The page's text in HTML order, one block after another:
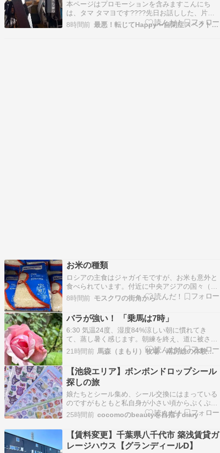
本ページはプロモーションを含みますこんにち
は、タマ タマヨです????先日お話しした、片付
けのプロ・みくろママさんたちとの2日間。関連
記事『【片付けられない家】意を決してプロ4名
8時間前 最悪！転じてHappy〜自閉症スペクトラム姉妹の毎日〜
お米の種類
ロシアの主食はジャガイモですが、お米も意外と
食べられています。付近に中央アジアの国々（ウ
ズベキスタンなど）があるので、その国々ではお
米が多く食べられているのでその影響かなと思い
ます。日本でよく食べられている短粒米の他に長
粒米も普通に売っています。ウズベキスタンでは
プロフと呼ばれる…
8時間前 モスクワの街角から
バラが強い！ 「乗馬は7時」
6:30 気温24度、湿度84%涼しい朝に慣れてき
て、蒸し暑く感じます。朝練を終え、道に被さっ
ていた竹伐りへ。車に当たりそうな枯れ竹を片付
け、風に押されて手前側に倒れた看板も起こし、
単管を足して固定。1人だと腰の上がらない仕事
も、手を借りられればガッと行けて助かりました
♪曇りで…
21時間前 馬森（まもり）牧場 南房総の体験牧場
【池袋エリア】ボンボンドロップシール
探しの旅
娘たちとシール集め、シール交換にはまっている
のですがもともと私自身が小さい頃からぷくぷく
シールにはまって、シール帳を何冊も持っていた
ので親の方が積極的に娘たちのシール集めやシー
ル交換に協力しているような。チャーム作りなど
にもはまっているので、ボンボンドロップシール
集めは終わりそ…
25時間前 cocomoのbeautyを目指すdiary
【賃料変更】千葉県八千代市 築浅賃貸ガ
レージハウス【グランディールD】